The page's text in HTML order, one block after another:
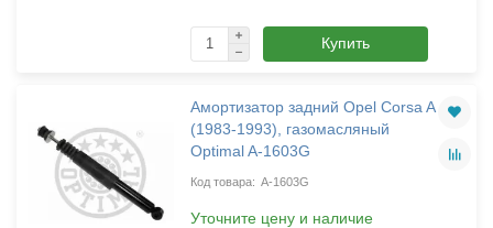
Купить
Амортизатор задний Opel Corsa A
(1983-1993), газомасляный
Optimal A-1603G
A-1603G
Уточните цену и наличие